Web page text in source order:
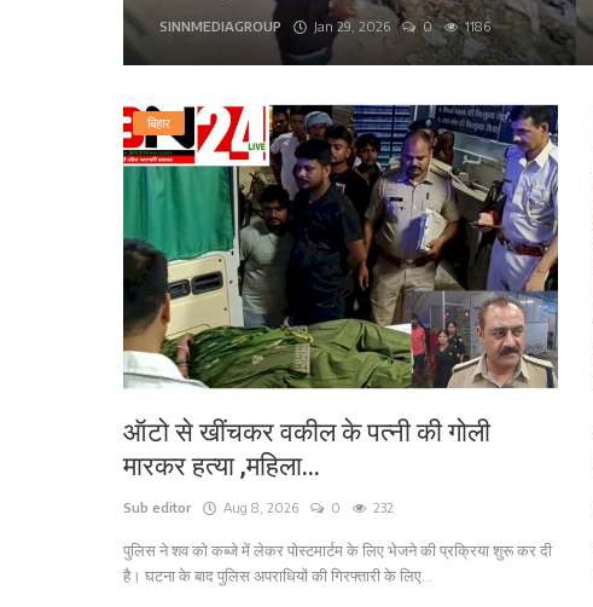
bn24live Sep 13, 2025 0 1573
बिहार
ऑटो से खींचकर वकील के पत्नी की गोली
मारकर हत्या ,महिला...
Sub editor Aug 8, 2026 0 232
पुलिस ने शव को कब्जे में लेकर पोस्टमार्टम के लिए भेजने की प्रक्रिया शुरू कर दी
है। घटना के बाद पुलिस अपराधियों की गिरफ्तारी के लिए...